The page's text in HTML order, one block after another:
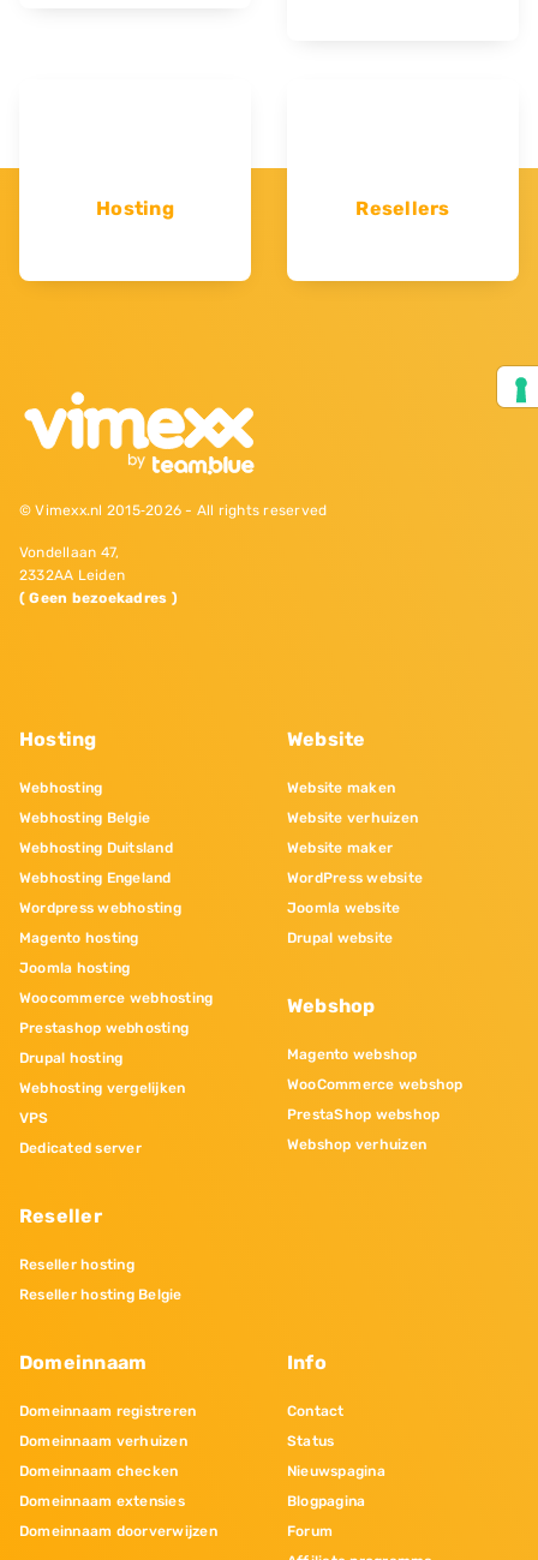
Hosting Resellers
© Vimexx.nl 2015‐2026 - All rights reserved
Vondellaan 47,
2332AA Leiden
( Geen bezoekadres )
Hosting
Webhosting
Webhosting Belgie
Webhosting Duitsland
Webhosting Engeland
Wordpress webhosting
Magento hosting
Joomla hosting
Woocommerce webhosting
Prestashop webhosting
Drupal hosting
Webhosting vergelijken
VPS
Dedicated server
Reseller
Reseller hosting
Reseller hosting Belgie
Website
Website maken
Website verhuizen
Website maker
WordPress website
Joomla website
Drupal website
Webshop
Magento webshop
WooCommerce webshop
PrestaShop webshop
Webshop verhuizen
Domeinnaam
Domeinnaam registreren
Domeinnaam verhuizen
Domeinnaam checken
Domeinnaam extensies
Domeinnaam doorverwijzen
Info
Contact
Status
Nieuwspagina
Blogpagina
Forum